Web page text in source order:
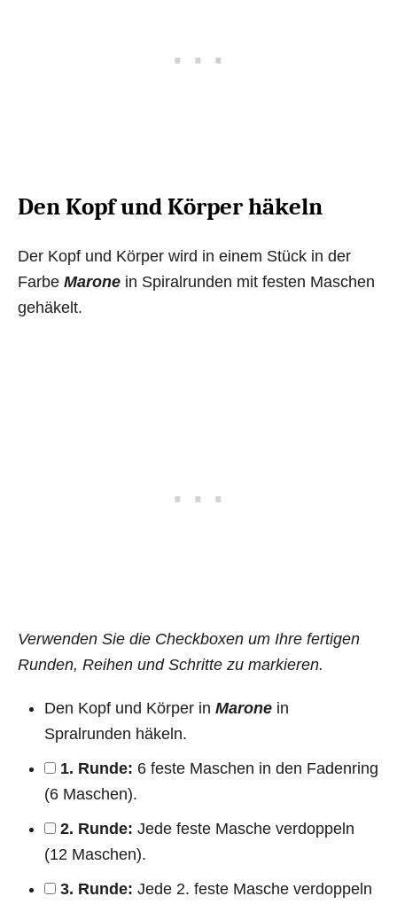
Den Kopf und Körper häkeln
Der Kopf und Körper wird in einem Stück in der
Farbe Marone in Spiralrunden mit festen Maschen
gehäkelt.
Verwenden Sie die Checkboxen um Ihre fertigen
Runden, Reihen und Schritte zu markieren.
Den Kopf und Körper in Marone in
Spralrunden häkeln.
1. Runde: 6 feste Maschen in den Fadenring
(6 Maschen).
2. Runde: Jede feste Masche verdoppeln
(12 Maschen).
3. Runde: Jede 2. feste Masche verdoppeln